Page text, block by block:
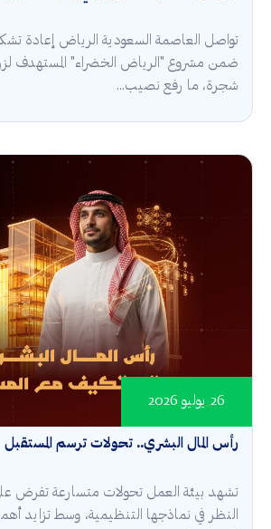
تواصل العاصمة السعودية الرياض إعادة
شجرة، ما رفع نصيب...
رأس المال البشري.. تحولات ترسم المستقبل
26 يوليو 2026
تشهد بيئة العمل تحولات متسارعة تفرض
النظر في نماذجها التنظيمية، وسط تزايد